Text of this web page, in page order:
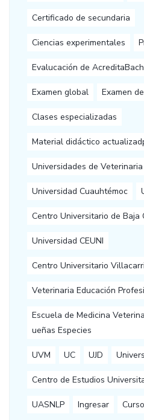
Certificado de secundaria
Ciencias experimentales
Evalucación de AcreditaBach
Examen global Examen
Clases especializadas
Material didáctico
Universidades de Veterinaria
Universidad Cuauhtémoc
Centro Universitario de Baja
Universidad CEUNI
Centro Universitario
Veterinaria Educación
Escuela de Medicina
ueñas Especies
UVM UC UJD
Centro de Estudios
UASNLP Ingresar